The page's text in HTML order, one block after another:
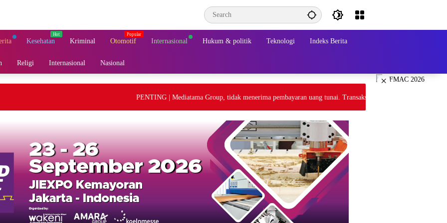
Kesehatan Kriminal Otomotif Internasional Hukum & politik Teknologi Indeks Berita
Religi Internasional Nasional
×
PENTING | Mediatama Group, tidak menerima pembayaran uang tunai. Transaksi melalui gateway payment